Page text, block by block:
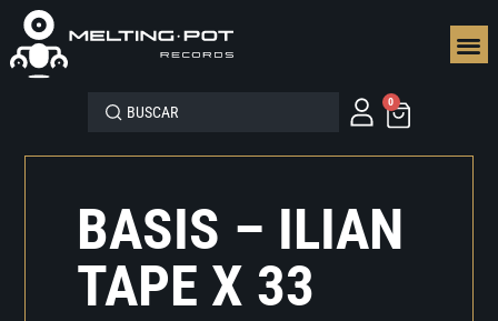
0
BASIS – ILIAN
TAPE X 33